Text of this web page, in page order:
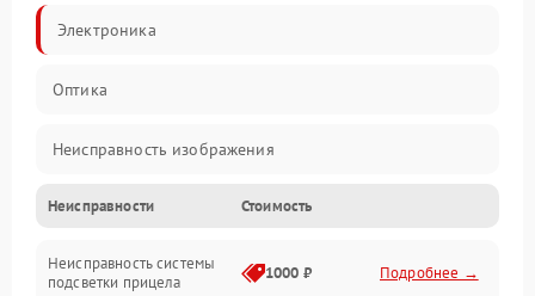
Электроника
Оптика
Неисправность изображения
Механические повреждения
Неисправность фокусировки и оптики
Неисправности Стоимость
Неисправность системы
подсветки прицела
1000 ₽ Подробнее →